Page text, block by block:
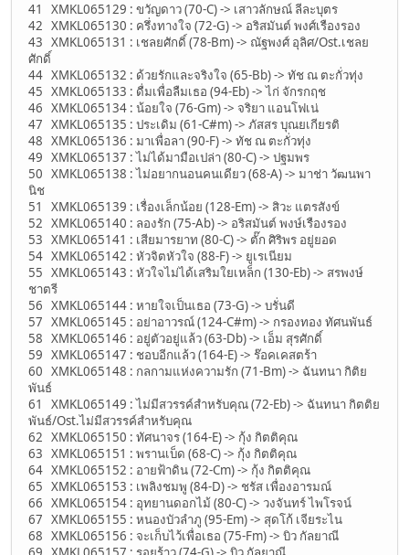
41 XMKL065129 : ขวัญดาว (70-C) -> เสาวลักษณ์ ลีละบุตร
42 XMKL065130 : ครึ่งทางใจ (72-G) -> อริสมันต์ พงศ์เรืองรอง
43 XMKL065131 : เชลยศักดิ์ (78-Bm) -> ณัฐพงศ์ อุลิศ/Ost.เชลย
ศักดิ์
44 XMKL065132 : ด้วยรักและจริงใจ (65-Bb) -> ทัช ณ ตะกั่วทุ่ง
45 XMKL065133 : ดื่มเพื่อลืมเธอ (94-Eb) -> ไก่ จักรกฤช
46 XMKL065134 : น้อยใจ (76-Gm) -> จริยา แอนโฟเน่
47 XMKL065135 : ประเดิม (61-C#m) -> ภัสสร บุณยเกียรติ
48 XMKL065136 : มาเพื่อลา (90-F) -> ทัช ณ ตะกั่วทุ่ง
49 XMKL065137 : ไม่ได้มามือเปล่า (80-C) -> ปฐมพร
50 XMKL065138 : ไม่อยากนอนคนเดียว (68-A) -> มาช่า วัฒนพา
นิช
51 XMKL065139 : เรื่องเล็กน้อย (128-Em) -> สิวะ แตรสังข์
52 XMKL065140 : ลองรัก (75-Ab) -> อริสมันต์ พงษ์เรืองรอง
53 XMKL065141 : เสียมารยาท (80-C) -> ตั๊ก ศิริพร อยู่ยอด
54 XMKL065142 : หัวจิตหัวใจ (88-F) -> ยูเรเนียม
55 XMKL065143 : หัวใจไม่ได้เสริมใยเหล็ก (130-Eb) -> สรพงษ์
ชาตรี
56 XMKL065144 : หายใจเป็นเธอ (73-G) -> บรั่นดี
57 XMKL065145 : อย่าอาวรณ์ (124-C#m) -> กรองทอง ทัศนพันธ์
58 XMKL065146 : อยู่ตัวอยู่แล้ว (63-Db) -> เอ็ม สุรศักดิ์
59 XMKL065147 : ชอบอีกแล้ว (164-E) -> ร๊อคเคสตร้า
60 XMKL065148 : กลกามแห่งความรัก (71-Bm) -> ฉันทนา กิติย
พันธ์
61 XMKL065149 : ไม่มีสวรรค์สำหรับคุณ (72-Eb) -> ฉันทนา กิตติย
พันธ์/Ost.ไม่มีสวรรค์สำหรับคุณ
62 XMKL065150 : ทัศนาจร (164-E) -> กุ้ง กิตติคุณ
63 XMKL065151 : พรานเบ็ด (68-C) -> กุ้ง กิตติคุณ
64 XMKL065152 : อายฟ้าดิน (72-Cm) -> กุ้ง กิตติคุณ
65 XMKL065153 : เพลิงชมพู (84-D) -> ชรัส เพื่องอารมณ์
66 XMKL065154 : อุทยานดอกไม้ (80-C) -> วงจันทร์ ไพโรจน์
67 XMKL065155 : หนองบัวลำภู (95-Em) -> สุดโก้ เจียระไน
68 XMKL065156 : จะเก็บไว้เพื่อเธอ (75-Fm) -> บิว กัลยาณี